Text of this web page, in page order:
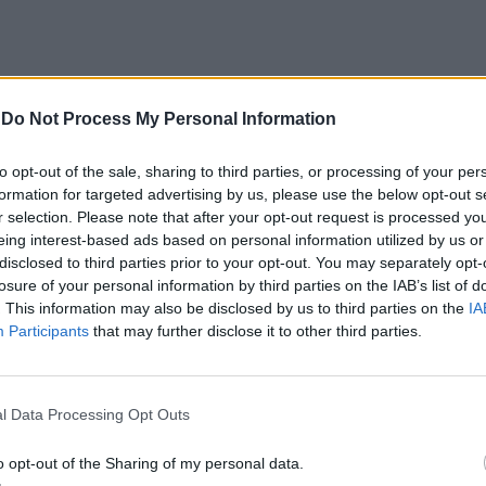
Do Not Process My Personal Information
opt-out of the sale, sharing to third parties, or processing of your
for targeted advertising by us, please use the below opt-out
selection. Please note that after your opt-out request is processed
interest-based ads based on personal information utilized by us
to third parties prior to your opt-out. You may separately
of your personal information by third parties on the IAB’s list of
This information may also be disclosed by us to third parties on the
Participants that may further disclose it to other third parties.
Data Processing Opt Outs
opt-out of the Sharing of my personal data.
Litoral
no Hospital Garcia de Orta, em Almada,
de ginecologia e obstetrícia para a sua área
Alcácer do Sal, Grândola, Santiago do Cacém e
passam a recorrer a unidades hospitalares
especialidade.